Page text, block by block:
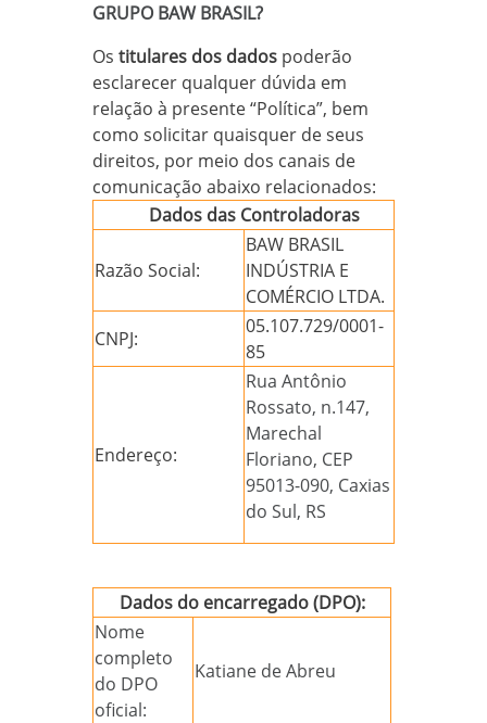
GRUPO BAW BRASIL?
Os titulares dos dados poderão
esclarecer qualquer dúvida em
relação à presente “Política”, bem
como solicitar quaisquer de seus
direitos, por meio dos canais de
comunicação abaixo relacionados:
Dados das Controladoras
Razão Social:
BAW BRASIL
INDÚSTRIA E
COMÉRCIO LTDA.
CNPJ:
05.107.729/0001-
85
Endereço:
Rua Antônio
Rossato, n.147,
Marechal
Floriano, CEP
95013-090, Caxias
do Sul, RS
Dados do encarregado (DPO):
Nome
completo
do DPO
oficial:
Katiane de Abreu